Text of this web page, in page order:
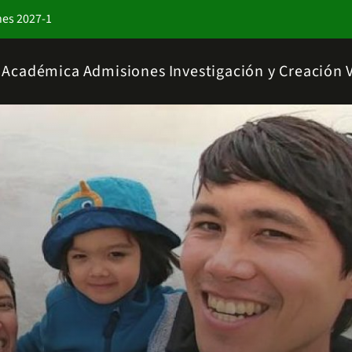
2027-1
Admisiones Investigación y Creación